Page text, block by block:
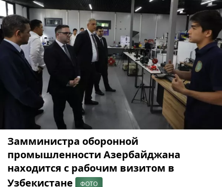
Замминистра оборонной
промышленности Азербайджана
находится с рабочим визитом в
Узбекистане
ФОТО